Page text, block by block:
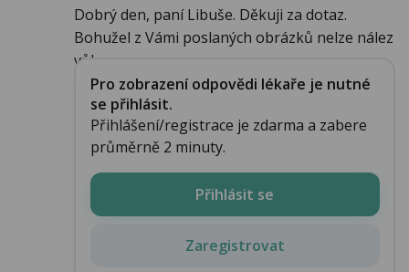
Dobrý den, paní Libuše. Děkuji za dotaz.
Bohužel z Vámi poslaných obrázků nelze nález
vůb...
Pro zobrazení odpovědi lékaře je nutné
se přihlásit.
Přihlášení/registrace je zdarma a zabere
průměrně 2 minuty.
Přihlásit se
Zaregistrovat